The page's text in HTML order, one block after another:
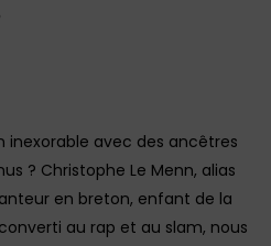
inexorable avec des ancêtres
? Christophe Le Menn, alias
en breton, enfant de la
au rap et au slam, nous